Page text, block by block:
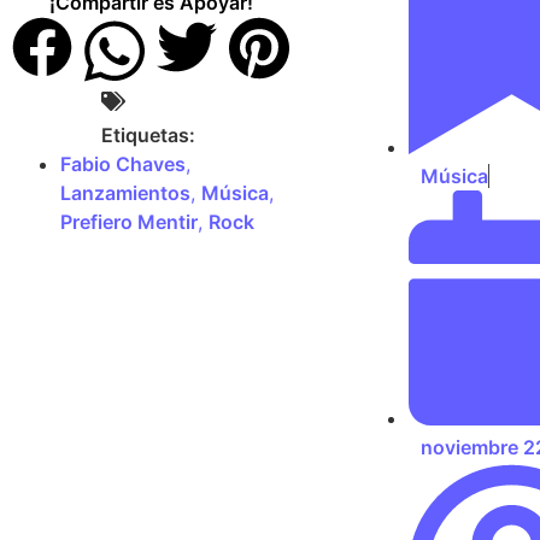
Etiquetas:
Fabio Chaves,
Lanzamientos, Música,
Prefiero Mentir, Rock
Música
noviembre